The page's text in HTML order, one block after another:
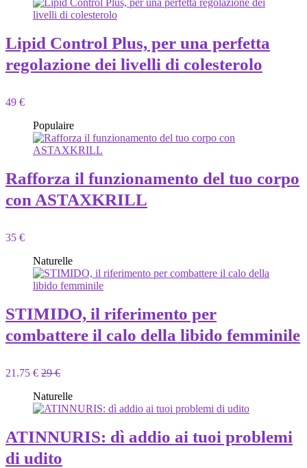
Lipid Control Plus, per una perfetta
regolazione dei livelli di colesterolo
49 €
Populaire
Rafforza il funzionamento del tuo corpo
con ASTAXKRILL
35 €
Naturelle
STIMIDO, il riferimento per
combattere il calo della libido femminile
21.75 € 29 €
Naturelle
ATINNURIS: dì addio ai tuoi problemi
di udito